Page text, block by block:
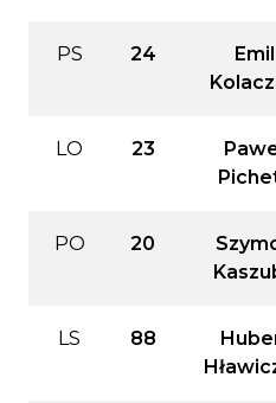
PS 24
Emil
LO 23
PO 20
LS 88